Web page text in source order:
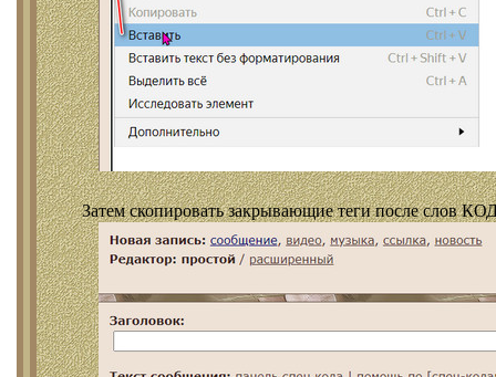
Затем скопировать закрывающие теги после слов